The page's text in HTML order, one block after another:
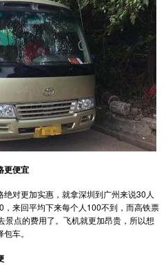
更便宜
对更加实惠，就拿深圳到广州来说30人
来回平均下来每个人100不到，而高铁票
点的费用了。飞机就更加昂贵，所以想
车。